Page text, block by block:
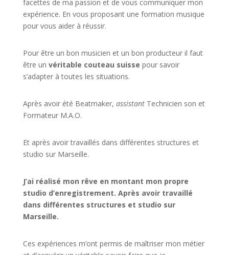
facettes de ma passion et de vous communiquer mon
expérience. En vous proposant une formation musique
pour vous aider à réussir.
Pour être un bon musicien et un bon producteur il faut
être un véritable couteau suisse pour savoir
s’adapter à toutes les situations.
Après avoir été Beatmaker, assistant Technicien son et
Formateur M.A.O.
Et après avoir travaillés dans différentes structures et
studio sur Marseille.
J’ai réalisé mon rêve en montant mon propre
studio d’enregistrement. Après avoir travaillé
dans différentes structures et studio sur
Marseille.
Ces expériences m’ont permis de maîtriser mon métier